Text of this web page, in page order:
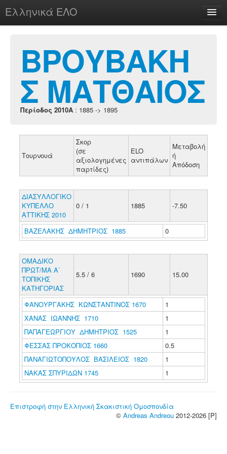
Ελληνικά ΕΛΟ
chesstu.be @ discord
Login
ΒΡΟΥΒΑΚΗ
Σ ΜΑΤΘΑΙΟΣ
Περίοδος 2010A : 1885 -> 1895
Τουρνουά
Σκορ
(σε
αξιολογημένες
παρτίδες)
ELO
αντιπάλων
Μεταβολή
ή
Απόδοση
ΔΙΑΣΥΛΛΟΓΙΚΟ
ΚΥΠΕΛΛΟ
ΑΤΤΙΚΗΣ 2010
0 / 1 1885 -7.50
ΒΑΖΕΛΑΚΗΣ ΔΗΜΗΤΡΙΟΣ 1885 0
ΟΜΑΔΙΚΟ
ΠΡΩΤ/ΜΑ Α΄
ΤΟΠΙΚΗΣ
ΚΑΤΗΓΟΡΙΑΣ
5.5 / 6 1690 15.00
ΦΑΝΟΥΡΓΑΚΗΣ ΚΩΝΣΤΑΝΤΙΝΟΣ 1670
1
ΧΑΝΑΣ ΙΩΑΝΝΗΣ 1710
1
ΠΑΠΑΓΕΩΡΓΙΟΥ ΔΗΜΗΤΡΙΟΣ 1525
1
ΦΕΣΣΑΣ ΠΡΟΚΟΠΙΟΣ 1660
0.5
ΠΑΝΑΓΙΩΤΟΠΟΥΛΟΣ ΒΑΣΙΛΕΙΟΣ 1820
1
ΝΑΚΑΣ ΣΠΥΡΙΔΩΝ 1745
1
Επιστροφή στην Ελληνική Σκακιστική Ομοσπονδία
© Andreas Andreou 2012-2026 [P]